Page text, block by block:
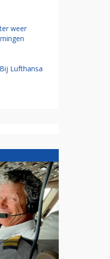
weer
Lufthansa